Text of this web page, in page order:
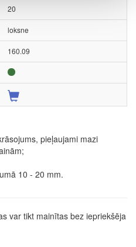
20
loksne
160.09
pieļaujami mazi
10 - 20 mm.
var tikt mainītas bez iepriekšēja